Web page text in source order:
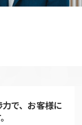
で、お客様に